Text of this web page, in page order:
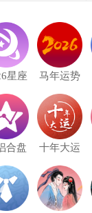
星座 马年运势
合盘 十年大运